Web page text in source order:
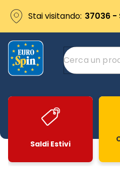
Stai visitando: 37036 -
Saldi Estivi